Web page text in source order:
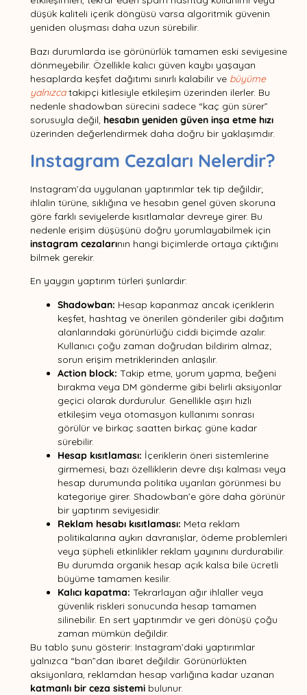
düşük kaliteli içerik döngüsü varsa algoritmik güvenin
yeniden oluşması daha uzun sürebilir.
Bazı durumlarda ise görünürlük tamamen eski seviyesine
dönmeyebilir. Özellikle kalıcı güven kaybı yaşayan
hesaplarda keşfet dağıtımı sınırlı kalabilir ve büyüme
yalnızcatakipçi kitlesiyle etkileşim üzerinden ilerler. Bu
nedenle shadowban sürecini sadece “kaç gün sürer”
sorusuyla değil, hesabın yeniden güven inşa etme hızı
üzerinden değerlendirmek daha doğru bir yaklaşımdır.
Instagram Cezaları Nelerdir?
Instagram’da uygulanan yaptırımlar tek tip değildir;
ihlalin türüne, sıklığına ve hesabın genel güven skoruna
göre farklı seviyelerde kısıtlamalar devreye girer. Bu
nedenle erişim düşüşünü doğru yorumlayabilmek için
instagram cezalarının hangi biçimlerde ortaya çıktığını
bilmek gerekir.
En yaygın yaptırım türleri şunlardır:
Shadowban: Hesap kapanmaz ancak içeriklerin
keşfet, hashtag ve önerilen gönderiler gibi dağıtım
alanlarındaki görünürlüğü ciddi biçimde azalır.
Kullanıcı çoğu zaman doğrudan bildirim almaz;
sorun erişim metriklerinden anlaşılır.
Action block: Takip etme, yorum yapma, beğeni
bırakma veya DM gönderme gibi belirli aksiyonlar
geçici olarak durdurulur. Genellikle aşırı hızlı
etkileşim veya otomasyon kullanımı sonrası
görülür ve birkaç saatten birkaç güne kadar
sürebilir.
Hesap kısıtlaması: İçeriklerin öneri sistemlerine
girmemesi, bazı özelliklerin devre dışı kalması veya
hesap durumunda politika uyarıları görünmesi bu
kategoriye girer. Shadowban’e göre daha görünür
bir yaptırım seviyesidir.
Reklam hesabı kısıtlaması: Meta reklam
politikalarına aykırı davranışlar, ödeme problemleri
veya şüpheli etkinlikler reklam yayınını durdurabilir.
Bu durumda organik hesap açık kalsa bile ücretli
büyüme tamamen kesilir.
Kalıcı kapatma: Tekrarlayan ağır ihlaller veya
güvenlik riskleri sonucunda hesap tamamen
silinebilir. En sert yaptırımdır ve geri dönüşü çoğu
zaman mümkün değildir.
Bu tablo şunu gösterir: Instagram’daki yaptırımlar
yalnızca “ban”dan ibaret değildir. Görünürlükten
aksiyonlara, reklamdan hesap varlığına kadar uzanan
katmanlı bir ceza sistemibulunur.